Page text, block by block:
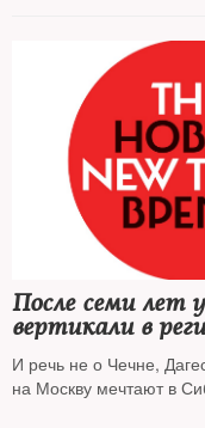
После семи лет
вертикали в
сепаратистские
И речь не о Чечне,
на Москву мечтают в